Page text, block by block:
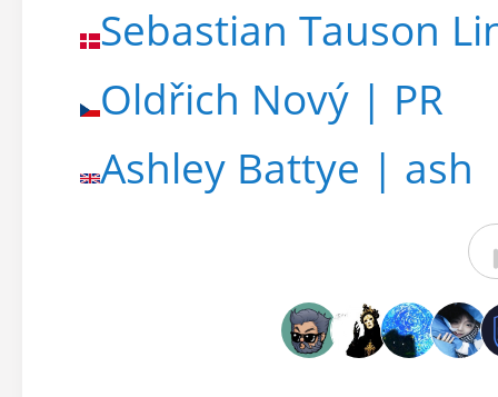
Sebastian Tauson
Oldřich Nový | PR
Ashley Battye | ash